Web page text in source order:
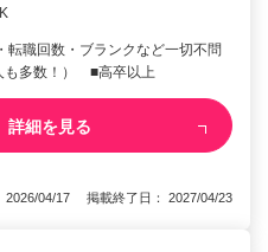
職回数・ブランクなど一切不問
も多数！） ■高卒以上
詳細を見る
2026/04/17 掲載終了日： 2027/04/23